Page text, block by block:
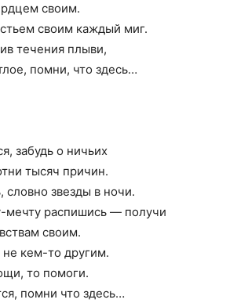
своим.
своим каждый миг.
течения плыви,
помни, что здесь…
забудь о ничьих
тысяч причин.
словно звезды в ночи.
мечту распишись — получи
своим.
не кем-то другим.
то помоги.
помни что здесь…